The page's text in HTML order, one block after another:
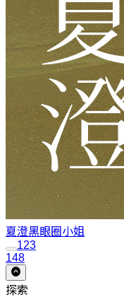
夏澄黑眼圈小姐
123
148
探索